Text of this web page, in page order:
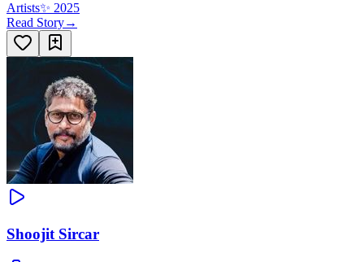
Artists✨ 2025
Read Story→
Shoojit Sircar